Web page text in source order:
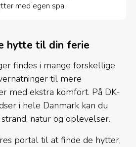
med egen spa.
hytte til din ferie
findes i mange forskellige
til mere
med ekstra komfort. På DK-
i hele Danmark kan du
natur og oplevelser.
portal til at finde de hytter,